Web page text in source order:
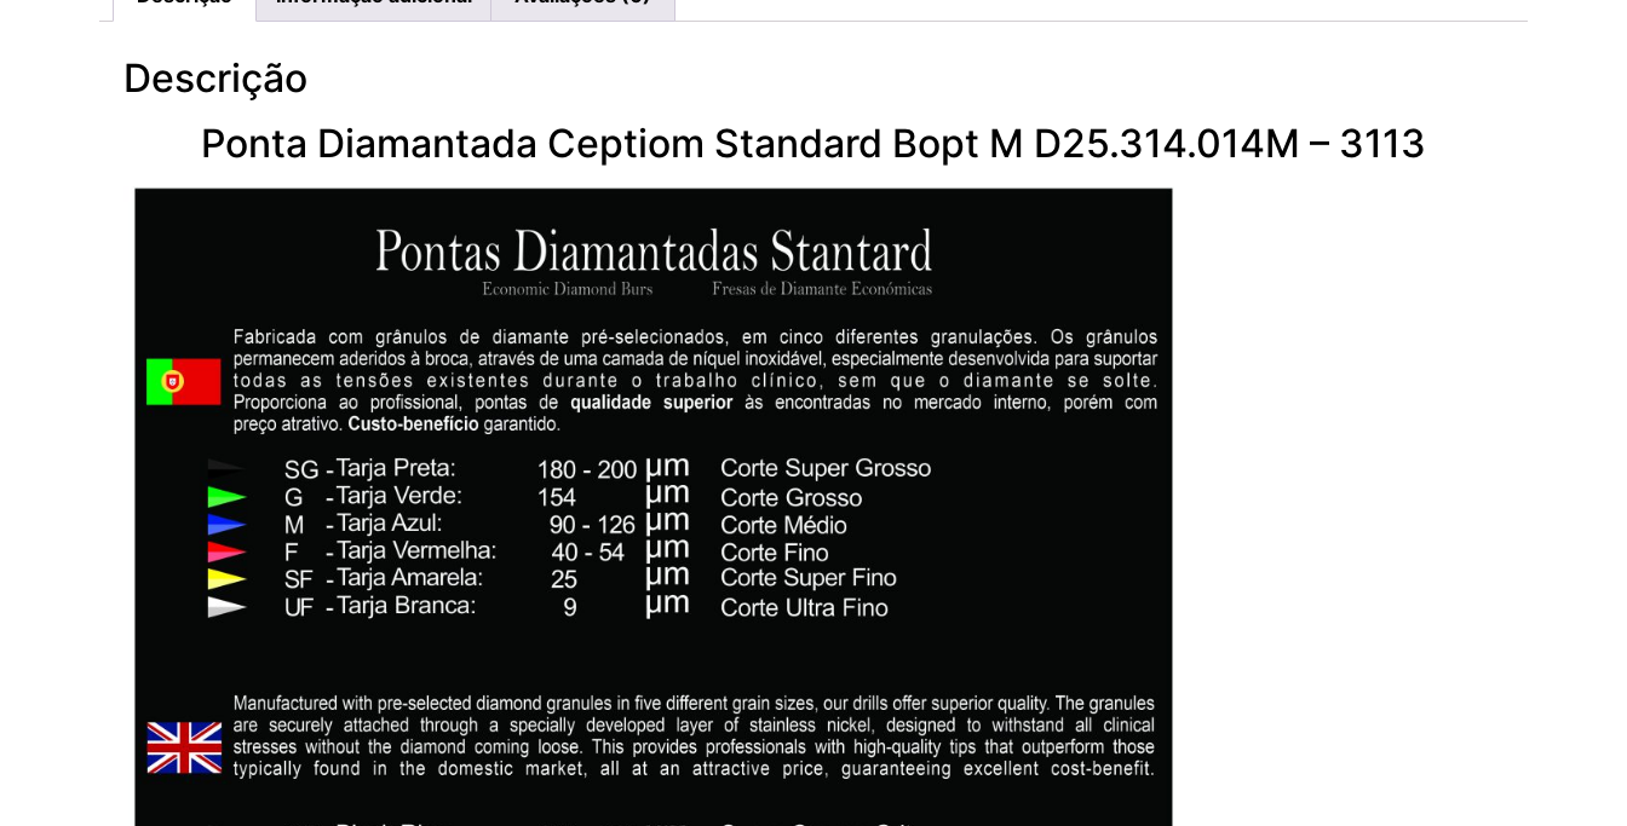
Descrição
Ponta Diamantada Ceptiom Standard Bopt M D25.314.014M – 3113